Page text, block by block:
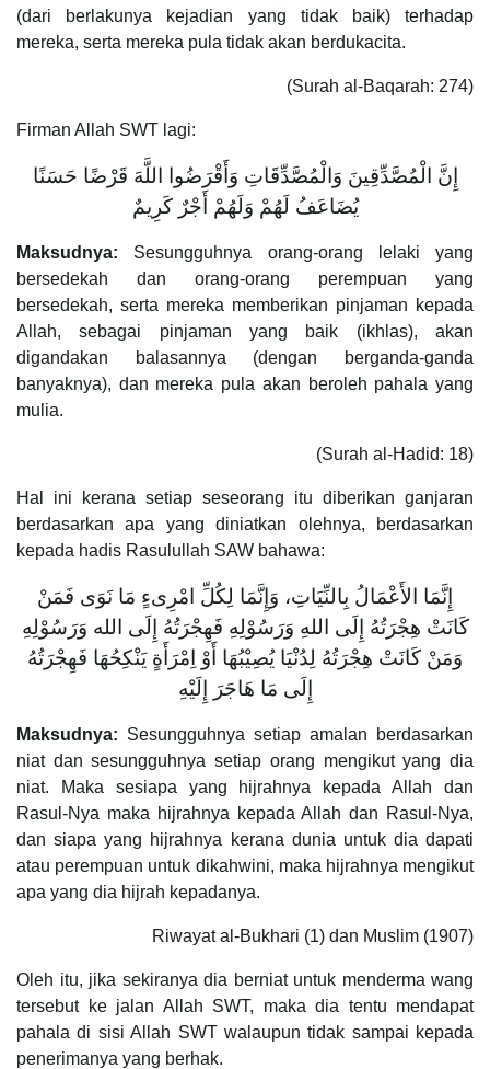
(dari berlakunya kejadian yang tidak baik) terhadap
mereka, serta mereka pula tidak akan berdukacita.
(Surah al-Baqarah: 274)
Firman Allah SWT lagi:
إِنَّ الْمُصَّدِّقِينَ وَالْمُصَّدِّقَاتِ وَأَقْرَضُوا اللَّهَ قَرْضًا حَسَنًا
يُضَاعَفُ لَهُمْ وَلَهُمْ أَجْرٌ كَرِيمٌ
Maksudnya: Sesungguhnya orang-orang lelaki yang
bersedekah dan orang-orang perempuan yang
bersedekah, serta mereka memberikan pinjaman kepada
Allah, sebagai pinjaman yang baik (ikhlas), akan
digandakan balasannya (dengan berganda-ganda
banyaknya), dan mereka pula akan beroleh pahala yang
mulia.
(Surah al-Hadid: 18)
Hal ini kerana setiap seseorang itu diberikan ganjaran
berdasarkan apa yang diniatkan olehnya, berdasarkan
kepada hadis Rasulullah SAW bahawa:
إِنَّمَا الأَعْمَالُ بِالنِّيَاتِ، وَإِنَّمَا لِكُلِّ امْرِىءٍ مَا نَوَى فَمَنْ
كَانَتْ هِجْرَتُهُ إِلَى اللهِ وَرَسُوْلِهِ فَهِجْرَتُهُ إِلَى الله وَرَسُوْلِهِ
وَمَنْ كَانَتْ هِجْرَتُهُ لِدُنْيَا يُصِيْبُهَا أَوْ اِمْرَأَةٍ يَنْكِحُهَا فَهِجْرَتُهُ
إِلَى مَا هَاجَرَ إِلَيْهِ
Maksudnya: Sesungguhnya setiap amalan berdasarkan
niat dan sesungguhnya setiap orang mengikut yang dia
niat. Maka sesiapa yang hijrahnya kepada Allah dan
Rasul-Nya maka hijrahnya kepada Allah dan Rasul-Nya,
dan siapa yang hijrahnya kerana dunia untuk dia dapati
atau perempuan untuk dikahwini, maka hijrahnya mengikut
apa yang dia hijrah kepadanya.
Riwayat al-Bukhari (1) dan Muslim (1907)
Oleh itu, jika sekiranya dia berniat untuk menderma wang
tersebut ke jalan Allah SWT, maka dia tentu mendapat
pahala di sisi Allah SWT walaupun tidak sampai kepada
penerimanya yang berhak.